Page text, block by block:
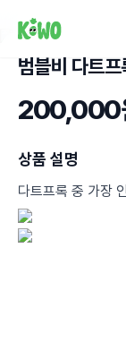
범블비 다트프
200,000
상품 설명
다트프록 중 가장